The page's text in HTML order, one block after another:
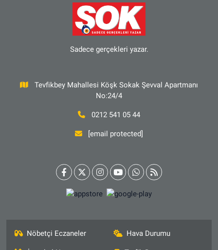
Sadece gerçekleri yazar.
Tevfikbey Mahallesi Köşk Sokak Şevval Apartmanı
No:24/4
0212 541 05 44
[email protected]
Nöbetçi Eczaneler Hava Durumu